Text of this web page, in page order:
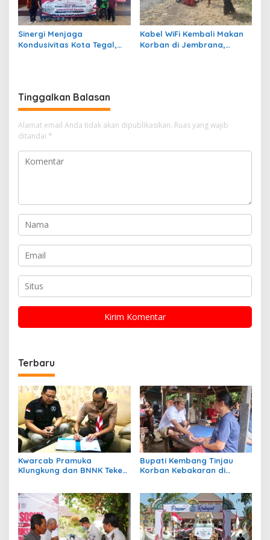
Sinergi Menjaga
Kondusivitas Kota Tegal,
Kabel WiFi Kembali Makan
Korban di Jembrana,
Tinggalkan Balasan
Alamat email Anda tidak akan dipublikasikan. Ruas yang wajib
ditandai *
Terbaru
Kwarcab Pramuka
Klungkung dan BNNK Teken
Bupati Kembang Tinjau
Korban Kebakaran di